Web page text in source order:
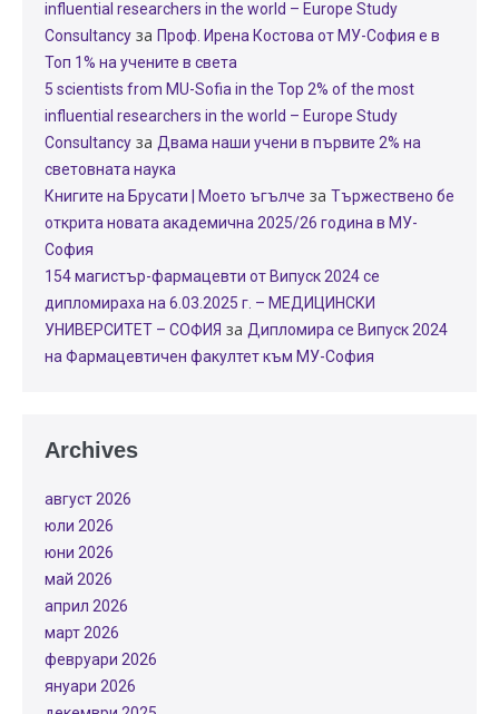
influential researchers in the world – Europe Study
Consultancy за Проф. Ирена Костова от МУ-София е в
Топ 1% на учените в света
5 scientists from MU-Sofia in the Top 2% of the most
influential researchers in the world – Europe Study
Consultancy за Двама наши учени в първите 2% на
световната наука
Книгите на Брусати | Моето ъгълче за Тържествено бе
открита новата академична 2025/26 година в МУ-
София
154 магистър-фармацевти от Випуск 2024 се
дипломираха на 6.03.2025 г. – МЕДИЦИНСКИ
УНИВЕРСИТЕТ – СОФИЯ за Дипломира се Випуск 2024
на Фармацевтичен факултет към МУ-София
Archives
август 2026
юли 2026
юни 2026
май 2026
април 2026
март 2026
февруари 2026
януари 2026